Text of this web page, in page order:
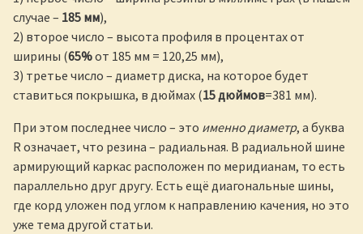
случае – 185 мм),
2) второе число – высота профиля в процентах от
ширины (65%от 185 мм = 120,25 мм),
3) третье число – диаметр диска, на которое будет
ставиться покрышка, в дюймах (15 дюймов=381 мм).
При этом последнее число – это именно диаметр, а буква
R означает, что резина – радиальная. В радиальной шине
армирующий каркас расположен по меридианам, то есть
параллельно друг другу. Есть ещё диагональные шины,
где корд уложен под углом к направлению качения, но это
уже тема другой статьи.